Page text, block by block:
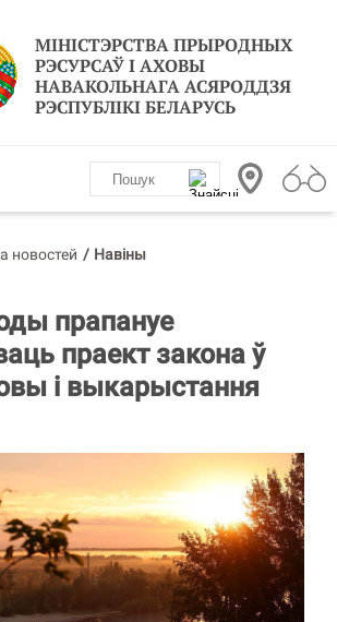
МІНІСТЭРСТВА ПРЫРОДНЫХ
РЭСУРСАЎ І АХОВЫ
НАВАКОЛЬНАГА АСЯРОДДЗЯ
РЭСПУБЛІКІ БЕЛАРУСЬ
новостей / Навіны
прапануе
праект закона ў
і выкарыстання